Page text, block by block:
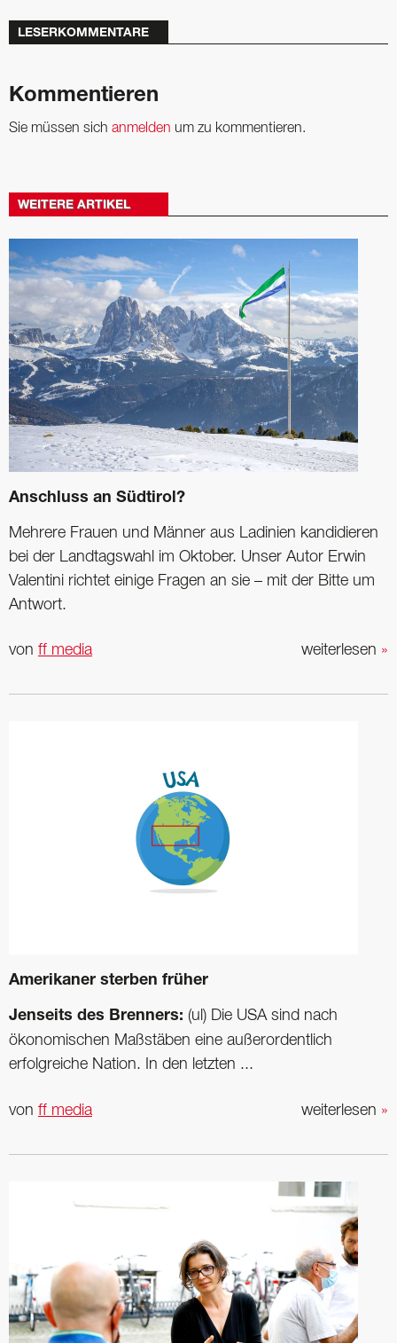
LESERKOMMENTARE
Kommentieren
Sie müssen sich anmelden um zu kommentieren.
WEITERE ARTIKEL
Anschluss an Südtirol?
Mehrere Frauen und Männer aus Ladinien kandidieren
bei der Landtagswahl im Oktober. Unser Autor Erwin
Valentini richtet einige Fragen an sie – mit der Bitte um
Antwort.
weiterlesen »
von ff media
Amerikaner sterben früher
Jenseits des Brenners: (ul) Die USA sind nach
ökonomischen Maßstäben eine außerordentlich
erfolgreiche Nation. In den letzten ...
weiterlesen »
von ff media